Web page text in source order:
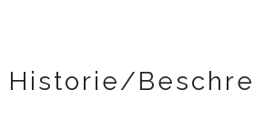
Historie/